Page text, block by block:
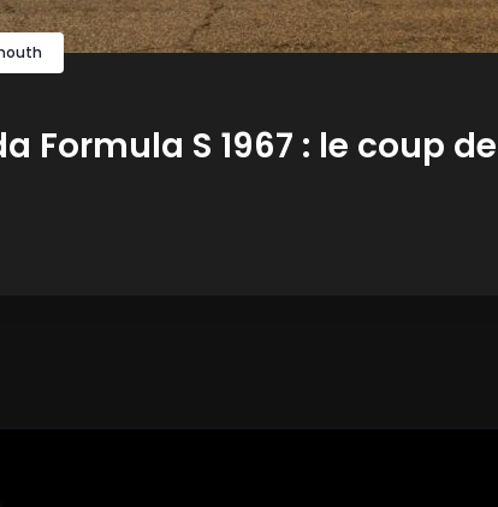
Formula S 1967 : le coup